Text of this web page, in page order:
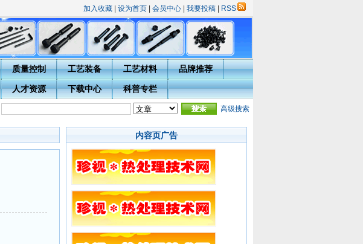
加入收藏 设为首页 会员中心 我要投稿 RSS
质量控制 工艺装备 工艺材料 品牌推荐
人才资源 下载中心 科普专栏
关于开展20周年庆表彰评选活动的通知·热处理技术网投稿指南 ·宁波市热处理学会会员入会须知
高级搜索
内容页广告